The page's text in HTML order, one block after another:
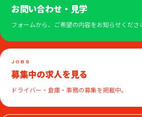
お問い合わせ・見学
フォームから、ご希望の内容をお知らせくださ
JOBS
募集中の求人を見る
ドライバー・倉庫・事務の募集を掲載中。